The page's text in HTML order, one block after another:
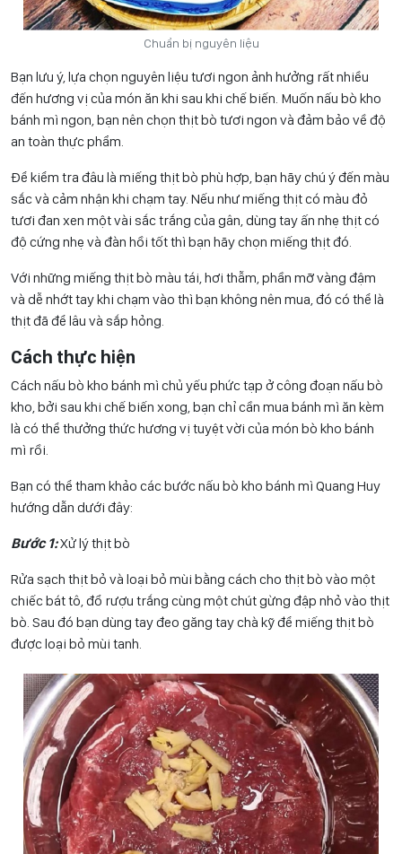
Chuẩn bị nguyên liệu
Bạn lưu ý, lựa chọn nguyên liệu tươi ngon ảnh hưởng rất nhiều
đến hương vị của món ăn khi sau khi chế biến. Muốn nấu bò kho
bánh mì ngon, bạn nên chọn thịt bò tươi ngon và đảm bảo về độ
an toàn thực phẩm.
Để kiểm tra đâu là miếng thịt bò phù hợp, bạn hãy chú ý đến màu
sắc và cảm nhận khi chạm tay. Nếu như miếng thịt có màu đỏ
tươi đan xen một vài sắc trắng của gân, dùng tay ấn nhẹ thịt có
độ cứng nhẹ và đàn hồi tốt thì bạn hãy chọn miếng thịt đó.
Với những miếng thịt bò màu tái, hơi thẫm, phần mỡ vàng đậm
và dễ nhớt tay khi chạm vào thì bạn không nên mua, đó có thể là
thịt đã để lâu và sắp hỏng.
Cách thực hiện
Cách nấu bò kho bánh mì chủ yếu phức tạp ở công đoạn nấu bò
kho, bởi sau khi chế biến xong, bạn chỉ cần mua bánh mì ăn kèm
là có thể thưởng thức hương vị tuyệt vời của món bò kho bánh
mì rồi.
Bạn có thể tham khảo các bước nấu bò kho bánh mì Quang Huy
hướng dẫn dưới đây:
Bước 1:Xử lý thịt bò
Rửa sạch thịt bỏ và loại bỏ mùi bằng cách cho thịt bò vào một
chiếc bát tô, đổ rượu trắng cùng một chút gừng đập nhỏ vào thịt
bò. Sau đó bạn dùng tay đeo găng tay chà kỹ để miếng thịt bò
được loại bỏ mùi tanh.